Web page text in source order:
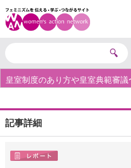
皇室制度のあり方や皇室典範審
記事詳細